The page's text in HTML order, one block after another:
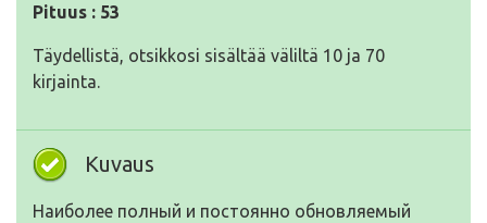
Pituus : 53
Täydellistä, otsikkosi sisältää väliltä 10 ja 70
kirjainta.
Kuvaus
Наиболее полный и постоянно обновляемый